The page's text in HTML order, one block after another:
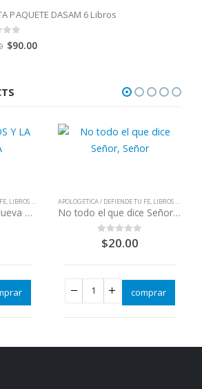
PAQUETE DASAM 6 Libros
5
Original
$110.00.
$90.00Current
, LIBROS QUE CAMBIAN VIDAS
Los Católicos y la Nueva Era
APOLOGETICA / DEFIENDE TU FE, LIBROS QUE CAMBIAN VIDAS
No todo el que dice Señor, Señor
out of 5
$20.00
comprar